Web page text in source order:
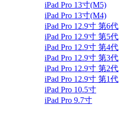
iPad Pro 13寸(M5)
iPad Pro 13寸(M4)
iPad Pro 12.9寸 第6代
iPad Pro 12.9寸 第5代
iPad Pro 12.9寸 第4代
iPad Pro 12.9寸 第3代
iPad Pro 12.9寸 第2代
iPad Pro 12.9寸 第1代
iPad Pro 10.5寸
iPad Pro 9.7寸